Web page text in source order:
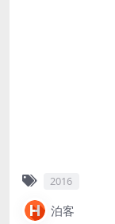
2016
泊客